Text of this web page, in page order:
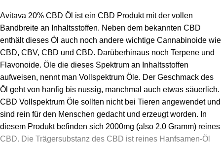
Avitava 20% CBD Öl ist ein CBD Produkt mit der vollen
Bandbreite an Inhaltsstoffen. Neben dem bekannten CBD
enthält dieses Öl auch noch andere wichtige Cannabinoide wie
CBD, CBV, CBD und CBD. Darüberhinaus noch Terpene und
Flavonoide. Öle die dieses Spektrum an Inhaltsstoffen
aufweisen, nennt man Vollspektrum Öle. Der Geschmack des
Öl geht von hanfig bis nussig, manchmal auch etwas säuerlich.
CBD Vollspektrum Öle sollten nicht bei Tieren angewendet und
sind rein für den Menschen gedacht und erzeugt worden. In
diesem Produkt befinden sich 2000mg (also 2,0 Gramm) reines
CBD. Die Trägersubstanz des CBD ist reines Hanfsamen-Öl